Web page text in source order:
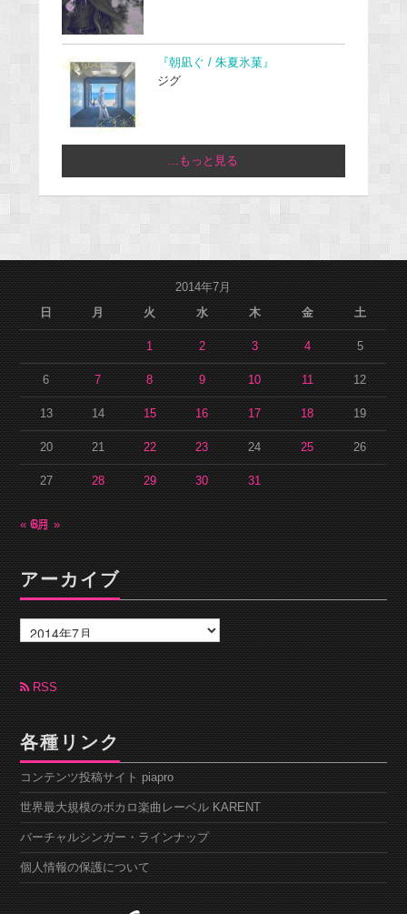
『朝凪ぐ / 朱夏氷菓』
ジグ
...もっと見る
2014年7月
日
月 火 水 木 金 土
1 2 3 4 5
6 7 8 9 10 11 12
13 14 15 16 17 18 19
20 21 22 23 24 25 26
27 28 29 30 31
« 6月8月 »
アーカイブ
ー
カ
ブ RSS
各種リンク
コンテンツ投稿サイト piapro
世界最大規模のボカロ楽曲レーベル KARENT
バーチャルシンガー・ラインナップ
個人情報の保護について